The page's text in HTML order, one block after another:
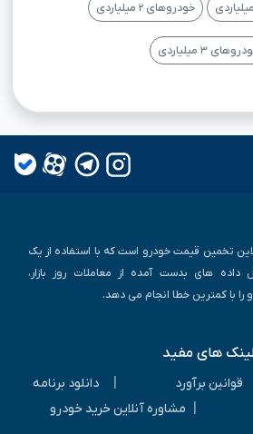
خودروهای ۲ میلیاردی
۳ میلیاردی
تخمین قیمت خودرو است که با استفاده از یک
داده های بدست آمده از معاملات روز بازار،
را با کمترین خطا انجام می دهد.
های مفید
قوانین برآورد
دانلود برنامه
مشاوره آنلاین خرید خودرو